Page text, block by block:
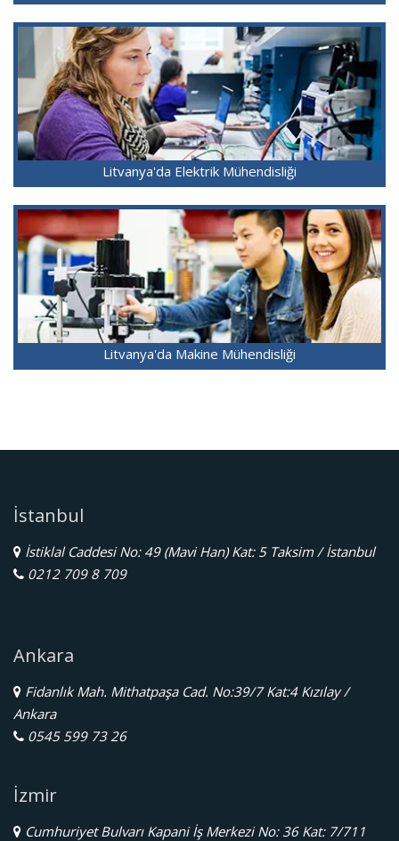
Litvanya'da Elektrik Mühendisliği
Litvanya'da Makine Mühendisliği
İstanbul
İstiklal Caddesi No: 49 (Mavi Han) Kat: 5 Taksim / İstanbul
0212 709 8 709
Ankara
Fidanlık Mah. Mithatpaşa Cad. No:39/7 Kat:4 Kızılay /
Ankara
0545 599 73 26
İzmir
Cumhuriyet Bulvarı Kapani İş Merkezi No: 36 Kat: 7/711